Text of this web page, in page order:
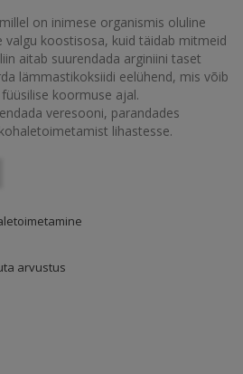
on inimese organismis oluline
valgu koostisosa, kuid täidab mitmeid
aitab suurendada arginiini taset
lämmastikoksiidi eelühend, mis võib
koormuse ajal.
veresooni, parandades
lihastesse.
arvustus